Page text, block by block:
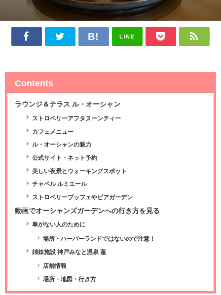
LINE
Contents
ラウンジ＆テラス ル・オーシャン
ストロベリーアフタヌーンティー
カフェメニュー
ル・オーシャンの魅力
公式サイト・ネット予約
美しい夜景とウォーキングスポット
チャペル ルミエール
ストロベリーブッフェやビアガーデン
動画でオーシャンズガーデンへの行き方を見る
車がない人のために
場所・ハーバーランドではないので注意！
姉妹施設 神戸みなと温泉 蓮
店舗情報
場所・地図・行き方